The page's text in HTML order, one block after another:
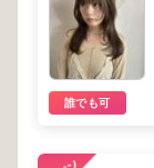
誰でも可